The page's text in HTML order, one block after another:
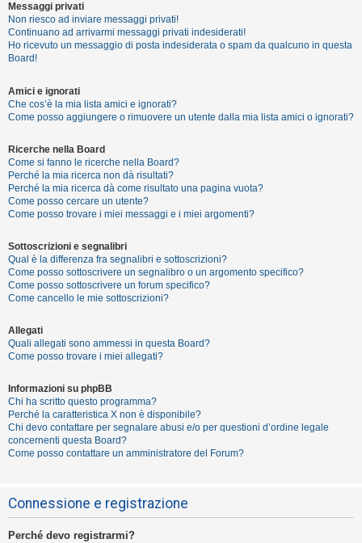
C
e
r
c
a
F
A
Q
Messaggi privati
Non riesco ad inviare messaggi privati!
Continuano ad arrivarmi messaggi privati indesiderati!
Ho ricevuto un messaggio di posta indesiderata o spam da qualcuno in questa
Board!
Amici e ignorati
Che cos’è la mia lista amici e ignorati?
Come posso aggiungere o rimuovere un utente dalla mia lista amici o ignorati?
Ricerche nella Board
Come si fanno le ricerche nella Board?
Perché la mia ricerca non dà risultati?
Perché la mia ricerca dà come risultato una pagina vuota?
Come posso cercare un utente?
Come posso trovare i miei messaggi e i miei argomenti?
Sottoscrizioni e segnalibri
Qual è la differenza fra segnalibri e sottoscrizioni?
Come posso sottoscrivere un segnalibro o un argomento specifico?
Come posso sottoscrivere un forum specifico?
Come cancello le mie sottoscrizioni?
Allegati
Quali allegati sono ammessi in questa Board?
Come posso trovare i miei allegati?
Informazioni su phpBB
Chi ha scritto questo programma?
Perché la caratteristica X non è disponibile?
Chi devo contattare per segnalare abusi e/o per questioni d’ordine legale
concernenti questa Board?
Come posso contattare un amministratore del Forum?
Connessione e registrazione
Perché devo registrarmi?